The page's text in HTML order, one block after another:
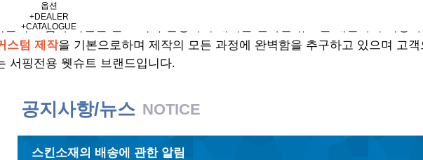
옵션
+DEALER
+CATALOGUE
들의 느낌과 의견를 듣고 적극 반영하여 매시즌 진화한 슈트를 개발하여 서핑
스텀 제작을 기본으로하며 제작의 모든 과정에 완벽함을 추구하고 있으며 고객
서핑전용 웻슈트 브랜드입니다.
공지사항/뉴스 NOTICE
스킨소재의 배송에 관한 알림